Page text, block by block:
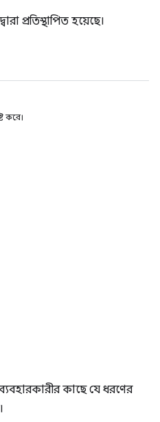
দ্বারা প্রতিস্থাপিত হয়েছে।
করে।
কাছে যে ধরণের